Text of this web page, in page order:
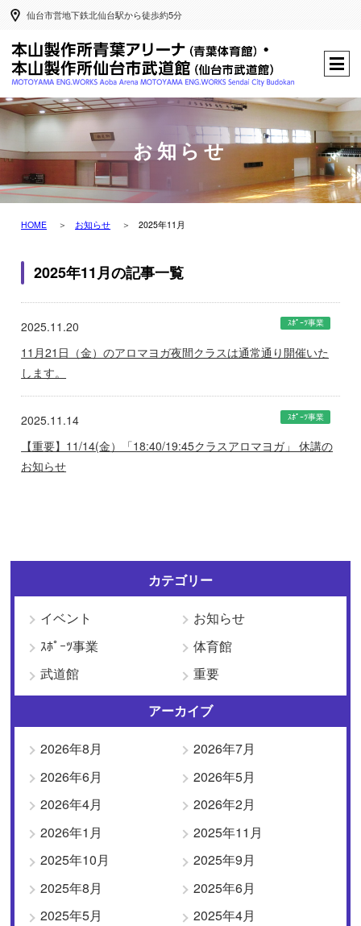
仙台市営地下鉄北仙台駅から徒歩約5分
お知らせ
HOME お知らせ 2025年11月
2025年11月の記事一覧
2025.11.20 ｽﾎﾟｰﾂ事業
11月21日（金）のアロマヨガ夜間クラスは通常通り開催いた
します。
2025.11.14 ｽﾎﾟｰﾂ事業
【重要】11/14(金）「18:40/19:45クラスアロマヨガ」 休講の
お知らせ
カテゴリー
イベント
お知らせ
ｽﾎﾟｰﾂ事業
体育館
武道館
重要
アーカイブ
2026年8月
2026年7月
2026年6月
2026年5月
2026年4月
2026年2月
2026年1月
2025年11月
2025年10月
2025年9月
2025年8月
2025年6月
2025年5月
2025年4月